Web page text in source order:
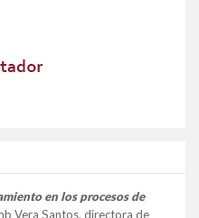
en los procesos de
Vera Santos, directora de